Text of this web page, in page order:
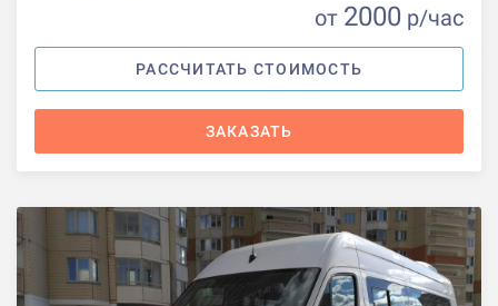
от 2000 р/час
РАССЧИТАТЬ СТОИМОСТЬ
ЗАКАЗАТЬ